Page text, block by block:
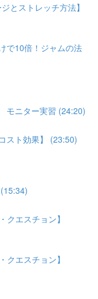
とストレッチ方法】
で10倍！ジャムの法
モニター実習 (24:20)
スト効果】 (23:50)
クエスチョン】
クエスチョン】